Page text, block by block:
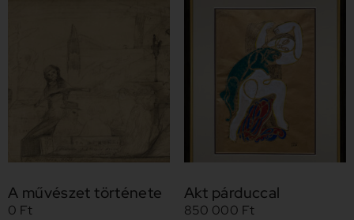
A művészet története
0 Ft
Akt párduccal
850 000 Ft